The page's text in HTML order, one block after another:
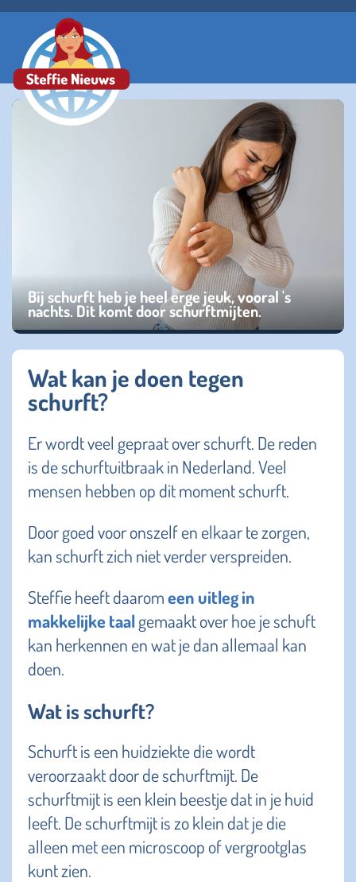
Bij schurft heb je heel erge jeuk, vooral 's
nachts. Dit komt door schurftmijten.
Wat kan je doen tegen
schurft?
Er wordt veel gepraat over schurft. De reden
is de schurftuitbraak in Nederland. Veel
mensen hebben op dit moment schurft.
Door goed voor onszelf en elkaar te zorgen,
kan schurft zich niet verder verspreiden.
Steffie heeft daaromeen uitleg in
makkelijke taalgemaakt over hoe je schuft
kan herkennen en wat je dan allemaal kan
doen.
Wat is schurft?
Schurft is een huidziekte die wordt
veroorzaakt door de schurftmijt. De
schurftmijt is een klein beestje dat in je huid
leeft. De schurftmijt is zo klein dat je die
alleen met een microscoop of vergrootglas
kunt zien.